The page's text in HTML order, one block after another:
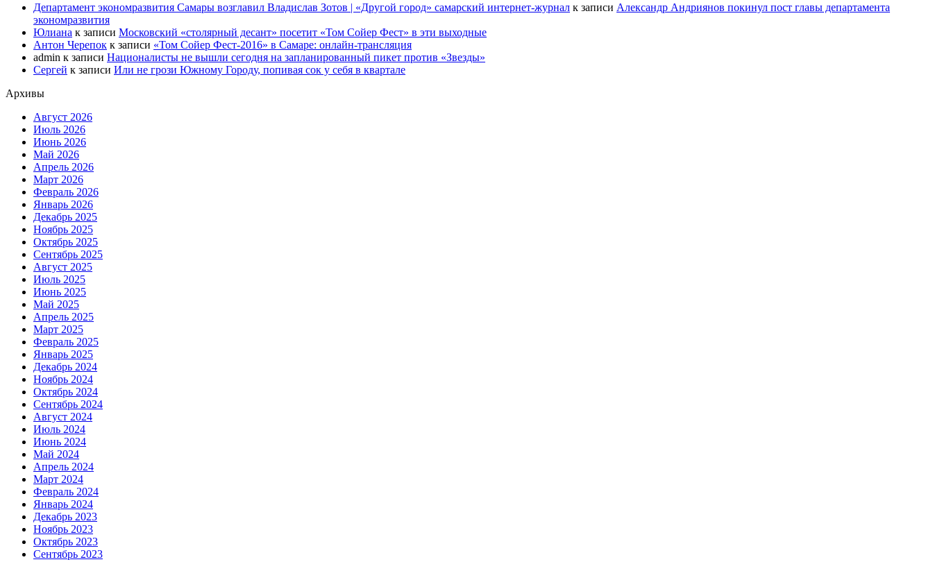
Департамент экономразвития Самары возглавил Владислав Зотов | «Другой город» самарский интернет-журнал к записи Александр Андриянов покинул пост главы департамента
экономразвития
Юлиана к записи Московский «столярный десант» посетит «Том Сойер Фест» в эти выходные
Антон Черепок к записи «Том Сойер Фест-2016» в Самаре: онлайн-трансляция
admin к записи Националисты не вышли сегодня на запланированный пикет против «Звезды»
Сергей к записи Или не грози Южному Городу, попивая сок у себя в квартале
Архивы
Август 2026
Июль 2026
Июнь 2026
Май 2026
Апрель 2026
Март 2026
Февраль 2026
Январь 2026
Декабрь 2025
Ноябрь 2025
Октябрь 2025
Сентябрь 2025
Август 2025
Июль 2025
Июнь 2025
Май 2025
Апрель 2025
Март 2025
Февраль 2025
Январь 2025
Декабрь 2024
Ноябрь 2024
Октябрь 2024
Сентябрь 2024
Август 2024
Июль 2024
Июнь 2024
Май 2024
Апрель 2024
Март 2024
Февраль 2024
Январь 2024
Декабрь 2023
Ноябрь 2023
Октябрь 2023
Сентябрь 2023